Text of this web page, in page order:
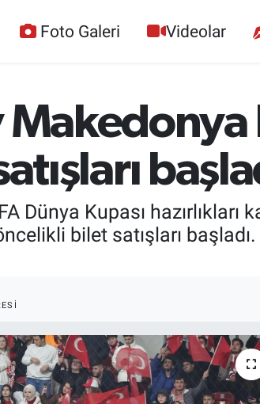
Foto Galeri Videolar
Dünya Kupası
bilet satışları